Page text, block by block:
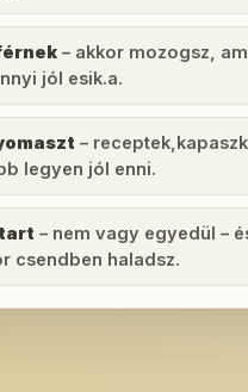
– akkor mozogsz,
jól esik.a.
–
legyen jól enni.
– nem vagy egyedül –
csendben haladsz.